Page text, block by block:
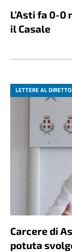
L’Asti fa 0-
il Casale
LETTERE AL
Carcere di
potuta